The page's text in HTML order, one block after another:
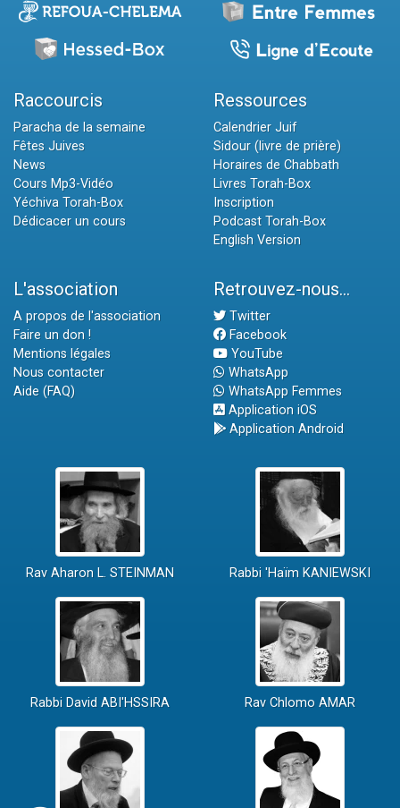
Raccourcis
Paracha de la semaine
Fêtes Juives
News
Cours Mp3-Vidéo
Yéchiva Torah-Box
Dédicacer un cours
Ressources
Calendrier Juif
Sidour (livre de prière)
Horaires de Chabbath
Livres Torah-Box
Inscription
Podcast Torah-Box
English Version
L'association
A propos de l'association
Faire un don !
Mentions légales
Nous contacter
Aide (FAQ)
Retrouvez-nous...
Twitter
Facebook
YouTube
WhatsApp
WhatsApp Femmes
Application iOS
Application Android
Rav Aharon L. STEINMAN Rabbi 'Haïm KANIEWSKI
Rabbi David ABI'HSSIRA Rav Chlomo AMAR